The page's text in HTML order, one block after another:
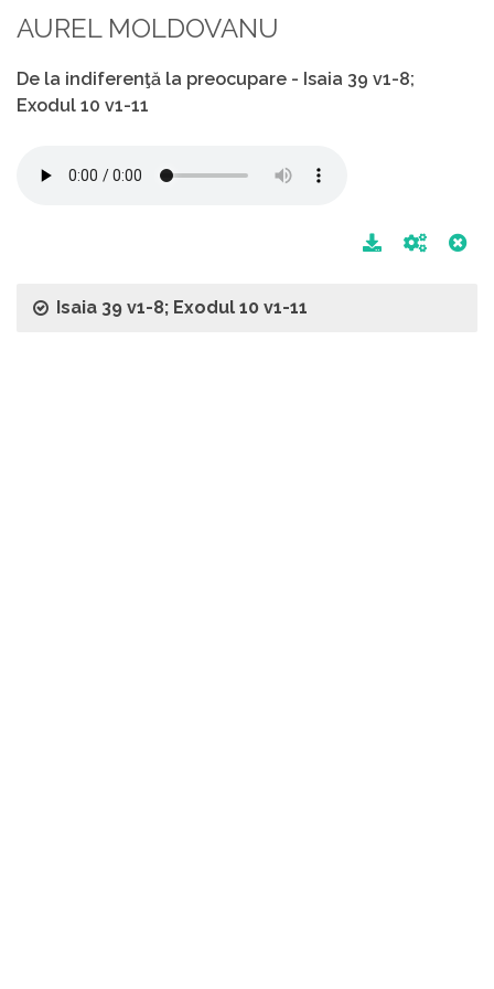
AUREL MOLDOVANU
De la indiferenţă la preocupare - Isaia 39 v1-8;
Exodul 10 v1-11
Isaia 39 v1-8; Exodul 10 v1-11